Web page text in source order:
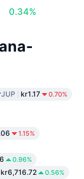
0.34%
JUP kr1.17 0.70%
1.15%
0.96%
kr6,716.72 0.56%